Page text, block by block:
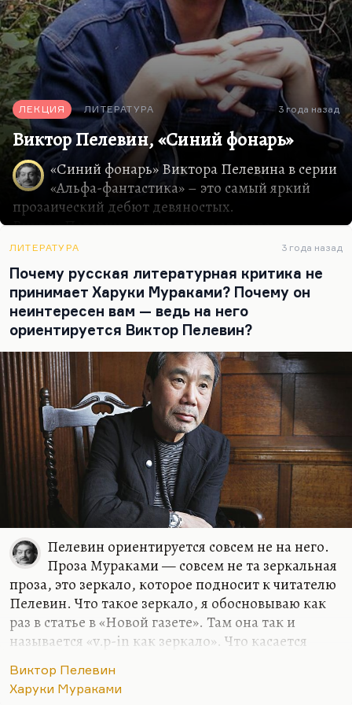
ЛЕКЦИЯ ЛИТЕРАТУРА 3 года назад
Виктор Пелевин, «Синий фонарь»
«Синий фонарь» Виктора Пелевина в серии
«Альфа-фантастика» – это самый яркий
прозаический дебют девяностых.
Виктор Пелевин ― писатель, которого,
собственно, до девяностых годов никто не знал,
который начал с публикации очень сильных
рассказов и повести «Омон Ра» в «Знамени»,
который собрал сборник «Синий фонарь» в
издательстве «Текст» в редакции Александра
Мирера, человека с безошибочным чутьем,
близкого друга Стругацких. И вот он-то первым
почувствовал, что в русскую литературу пришел
действительно великий писатель.
Я помню своё страстное предубеждение против
Пелевина, потому что я ужасно не любил всё
модное. Но я открыл «Жизнь насекомых»,
вышедшую, насколько помню, в…
ЛИТЕРАТУРА 3 года назад
Почему русская литературная критика не
принимает Харуки Мураками? Почему он
неинтересен вам — ведь на него
ориентируется Виктор Пелевин?
Пелевин ориентируется совсем не на него.
Проза Мураками — совсем не та зеркальная
проза, это зеркало, которое подносит к читателю
Пелевин. Что такое зеркало, я обосновываю как
раз в статье в «Новой газете». Там она так и
называется «v.p-in как зеркало». Что касается
Леонида Каганова, где объяснение всех его
механизмов, приемов настолько полное, что
Виктор Пелевин
Харуки Мураками